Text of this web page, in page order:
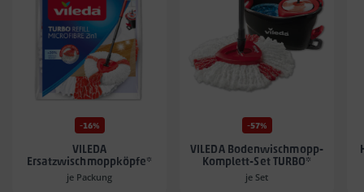
-16%
VILEDA
Ersatzwischmoppköpfe*
je Packung
-57%
VILEDA Bodenwischmopp-
Komplett-Set TURBO*
je Set